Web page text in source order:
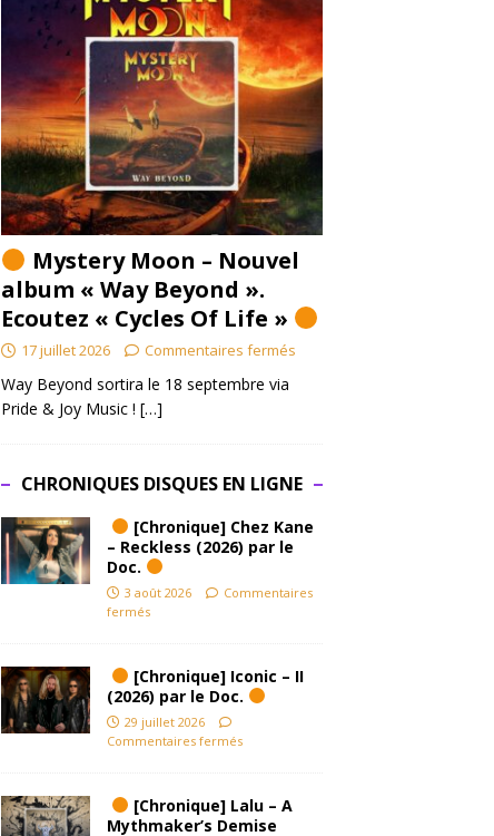
Mystery Moon – Nouvel
album « Way Beyond ».
Ecoutez « Cycles Of Life »
17 juillet 2026 Commentaires fermés
Way Beyond sortira le 18 septembre via
Pride & Joy Music ! […]
CHRONIQUES DISQUES EN LIGNE
[Chronique] Chez Kane
– Reckless (2026) par le
Doc.
3 août 2026
Commentaires
fermés
[Chronique] Iconic – II
(2026) par le Doc.
29 juillet 2026
Commentaires fermés
[Chronique] Lalu – A
Mythmaker’s Demise